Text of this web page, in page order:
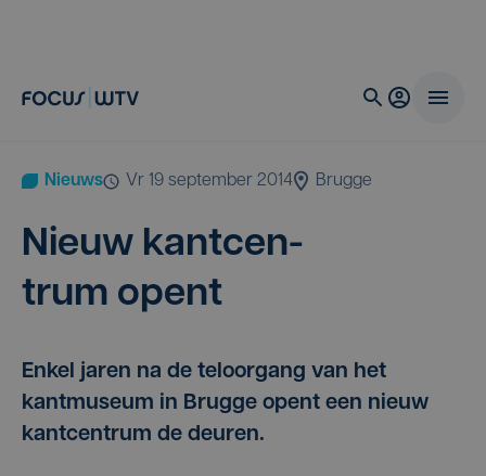
Nieuws vr 19 september 2014 Brugge
Nieuw kant­cen­
trum opent
Enkel jaren na de teloorgang van het
kantmuseum in Brugge opent een nieuw
kantcentrum de deuren.